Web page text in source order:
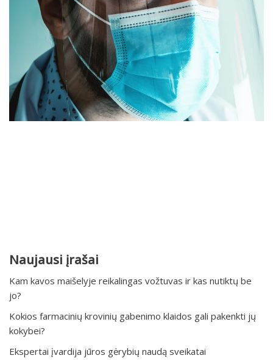
Naujausi įrašai
Kam kavos maišelyje reikalingas vožtuvas ir kas nutiktų be
jo?
Kokios farmacinių krovinių gabenimo klaidos gali pakenkti jų
kokybei?
Ekspertai įvardija jūros gėrybių naudą sveikatai